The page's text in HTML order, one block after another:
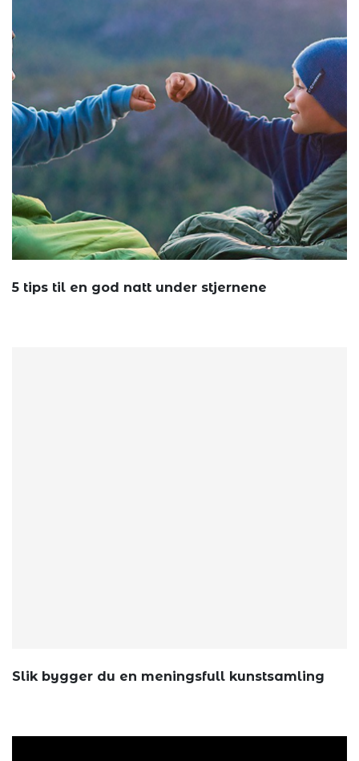
5 tips til en god natt under stjernene
Slik bygger du en meningsfull kunstsamling